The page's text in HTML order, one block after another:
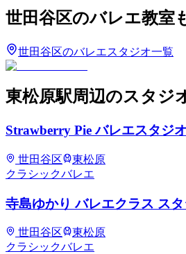
世田谷区のバレエ教室
世田谷区のバレエスタジオ一覧
東松原駅周辺のスタジ
Strawberry Pie バレエスタジオ
世田谷区
東松原
クラシックバレエ
寺島ゆかり バレエクラス ス
世田谷区
東松原
クラシックバレエ